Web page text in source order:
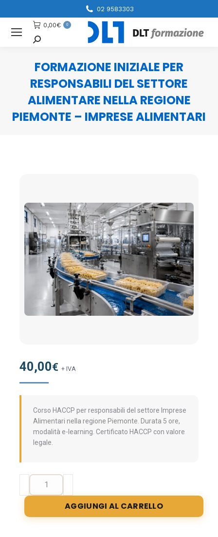
02 9583303
0,00€ 0
Cerca
FORMAZIONE INIZIALE PER
RESPONSABILI DEL SETTORE
ALIMENTARE NELLA REGIONE
PIEMONTE – IMPRESE ALIMENTARI
40,00€ + IVA
Corso HACCP per responsabili del settore Imprese
Alimentari nella regione Piemonte. Durata 5 ore,
modalità e-learning. Certificato HACCP con valore
legale.
Formazione
per
responsabili
AGGIUNGI AL CARRELLO